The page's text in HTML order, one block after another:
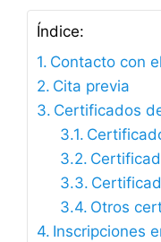
Índice:
Contacto con
Cita previa
Certificados
Otros
Inscripciones